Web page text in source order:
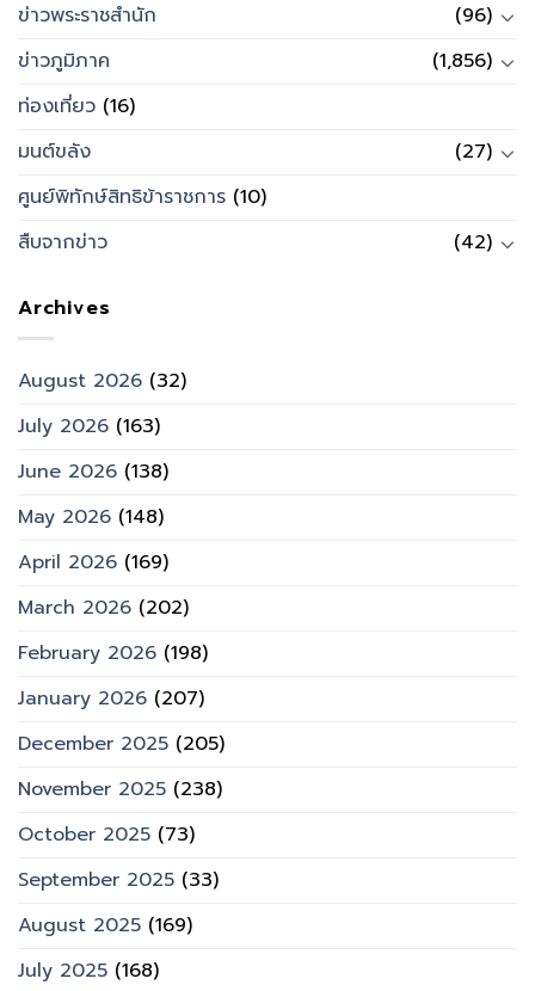
ข่าวพระราชสำนัก
(96)
ข่าวภูมิภาค
(1,856)
ท่องเที่ยว (16)
มนต์ขลัง
(27)
ศูนย์พิทักษ์สิทธิข้าราชการ (10)
สืบจากข่าว
(42)
Archives
August 2026 (32)
July 2026 (163)
June 2026 (138)
May 2026 (148)
April 2026 (169)
March 2026 (202)
February 2026 (198)
January 2026 (207)
December 2025 (205)
November 2025 (238)
October 2025 (73)
September 2025 (33)
August 2025 (169)
July 2025 (168)